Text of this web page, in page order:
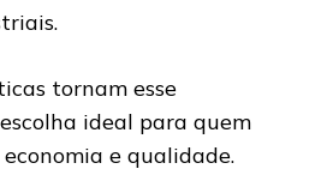
tornam esse
ideal para quem
e qualidade.